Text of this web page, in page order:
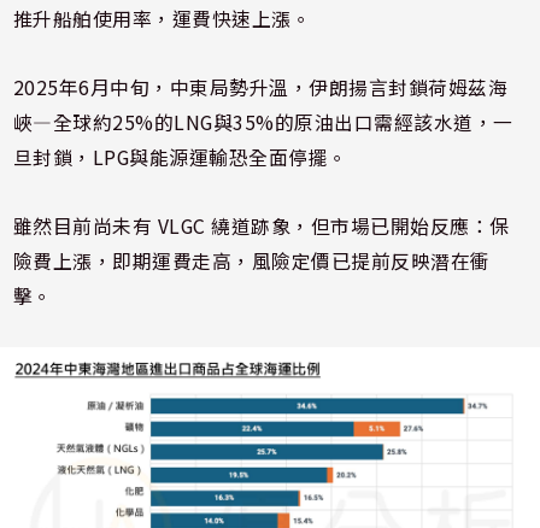
推升船舶使用率，運費快速上漲。
2025年6月中旬，中東局勢升溫，伊朗揚言封鎖荷姆茲海
峽—全球約25%的LNG與35%的原油出口需經該水道，一
旦封鎖，LPG與能源運輸恐全面停擺。
雖然目前尚未有 VLGC 繞道跡象，但市場已開始反應：保
險費上漲，即期運費走高，風險定價已提前反映潛在衝
擊。